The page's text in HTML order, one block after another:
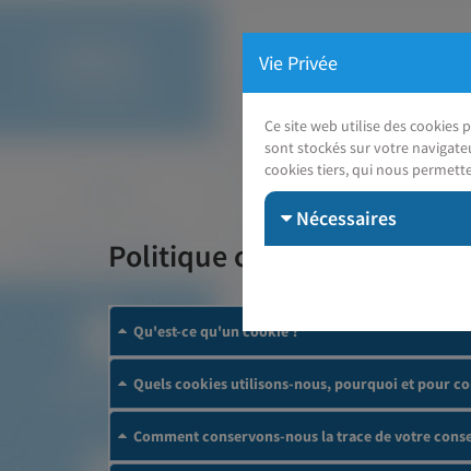
Politique cookies
Qu'est-ce qu'un cookie ?
Quels cookies utilisons-nous, pourquoi et pour
Comment conservons-nous la trace de votre
Vie Privée
Ce site web utilise des cookies
sont stockés sur votre
cookies tiers, qui nous
Nécessaires